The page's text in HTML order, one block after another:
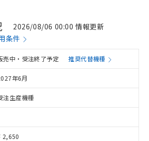
2026/08/06 00:00 情報更新
条件
売中・受注終了予定 推奨代替機種
年6月
注生産機種
2,650